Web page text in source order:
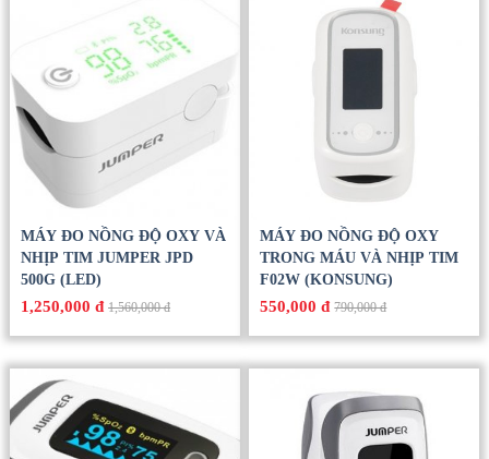
MÁY ĐO NỒNG ĐỘ OXY VÀ
NHỊP TIM JUMPER JPD
500G (LED)
1,250,000 đ 1,560,000 đ
MÁY ĐO NỒNG ĐỘ OXY
TRONG MÁU VÀ NHỊP TIM
F02W (KONSUNG)
550,000 đ 790,000 đ